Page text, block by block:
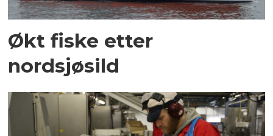
Økt fiske etter
nordsjøsild